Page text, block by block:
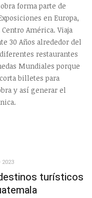
forma parte de
en Europa,
América. Viaja
30 Años alrededor del
restaurantes
Mundiales porque
billetes para
y así generar el
2023
turísticos